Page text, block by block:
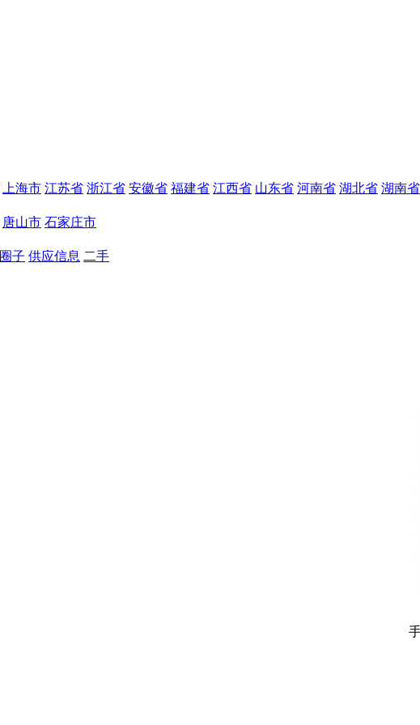
上海市 江苏省 浙江省 安徽省 福建省 江西省 山东省 河南省 湖北省 湖南省
唐山市 石家庄市
圈子 供应信息 二手